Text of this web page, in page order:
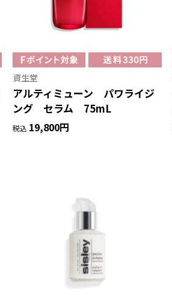
資生堂
アルティミューン パワライジ
ング セラム 75mL
税込 19,800円